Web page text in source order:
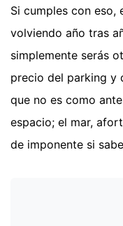
Si cumples con eso,
volviendo año tras
simplemente serás
precio del parking y
que no es como
espacio; el mar,
de imponente si